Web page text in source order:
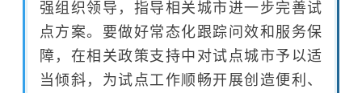
强组织领导，指导相关城市进一步完善试
点方案。要做好常态化跟踪问效和服务保
障，在相关政策支持中对试点城市予以适
当倾斜，为试点工作顺畅开展创造便利、